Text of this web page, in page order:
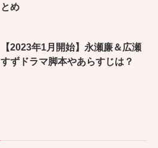
とめ
【2023年1月開始】永瀬廉＆広瀬
すずドラマ脚本やあらすじは？